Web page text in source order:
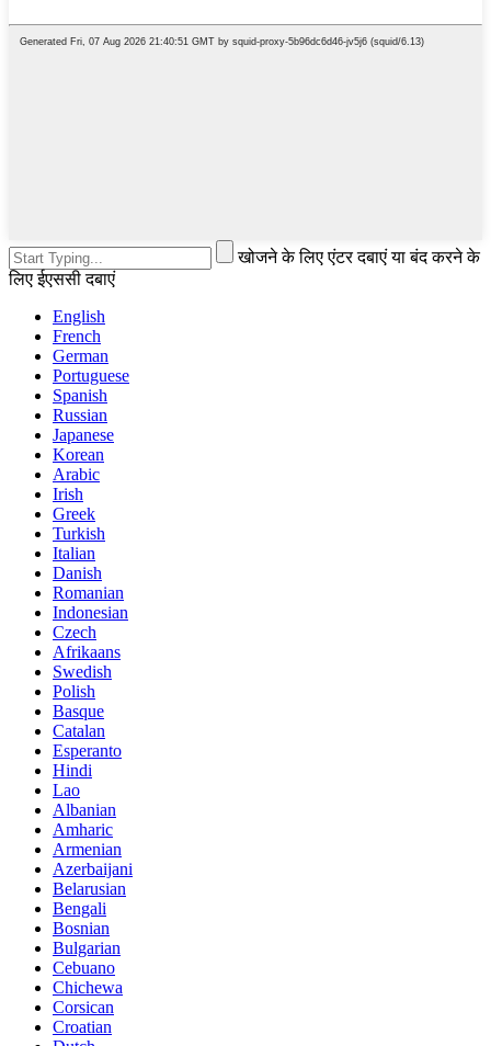
खोजने के लिए एंटर दबाएं या बंद करने के
लिए ईएससी दबाएं
English
French
German
Portuguese
Spanish
Russian
Japanese
Korean
Arabic
Irish
Greek
Turkish
Italian
Danish
Romanian
Indonesian
Czech
Afrikaans
Swedish
Polish
Basque
Catalan
Esperanto
Hindi
Lao
Albanian
Amharic
Armenian
Azerbaijani
Belarusian
Bengali
Bosnian
Bulgarian
Cebuano
Chichewa
Corsican
Croatian